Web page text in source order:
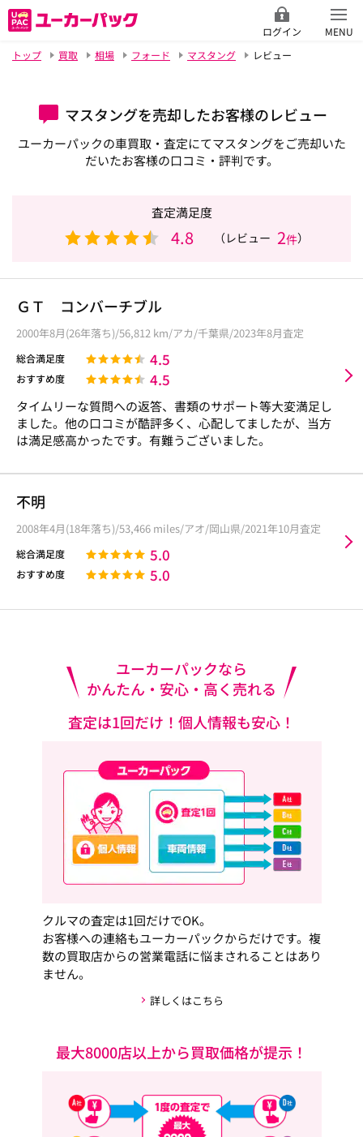
ログイン
MENU
トップ
買取 相場 フォード マスタング レビュー
マスタングを売却したお客様のレビュー
ユーカーパックの車買取・査定にてマスタングをご売却いた
だいたお客様の口コミ・評判です。
査定満足度
4.8 （レビュー 2件）
ＧＴ コンバーチブル
2000年8月(26年落ち)/56,812 km/アカ/千葉県/2023年8月査定
総合満足度 4.5
おすすめ度 4.5
タイムリーな質問への返答、書類のサポート等大変満足し
ました。他の口コミが酷評多く、心配してましたが、当方
は満足感高かったです。有難うございました。
不明
2008年4月(18年落ち)/53,466 miles/アオ/岡山県/2021年10月査定
総合満足度 5.0
おすすめ度 5.0
ユーカーパックなら
かんたん・安心・高く売れる
査定は1回だけ！個人情報も安心！
クルマの査定は1回だけでOK。
お客様への連絡もユーカーパックからだけです。複
数の買取店からの営業電話に悩まされることはあり
ません。
詳しくはこちら
最大8000店以上から買取価格が提示！